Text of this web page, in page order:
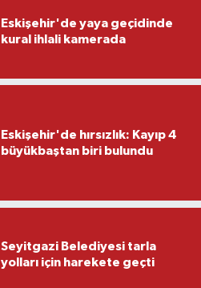
Eskişehir'de yaya geçidinde
kural ihlali kamerada
Eskişehir'de hırsızlık: Kayıp 4
büyükbaştan biri bulundu
Seyitgazi Belediyesi tarla
yolları için harekete geçti